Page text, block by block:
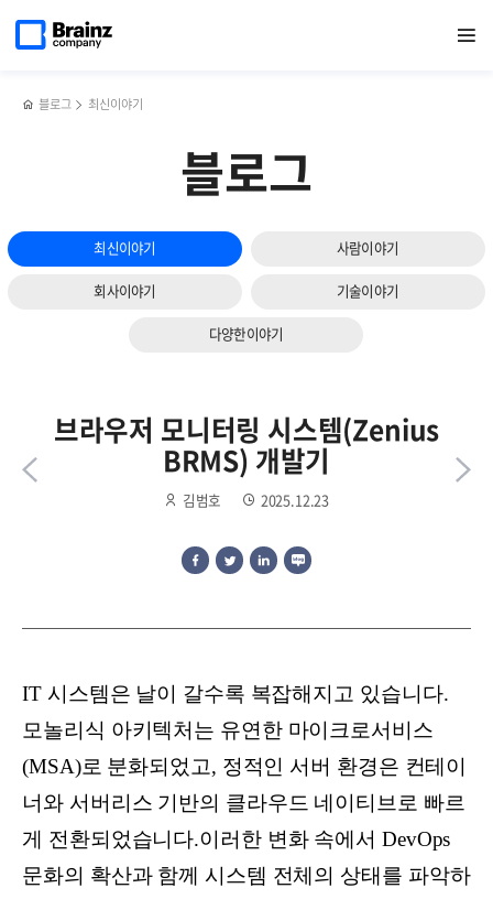
열기
페이지로
블로그 최신이야기
블로그
최신이야기 사람이야기
회사이야기 기술이야기
다양한이야기
정보시스템
예방점검체계
솔루션,
브라우저 모니터링 시스템(Zenius
BRMS) 개발기
김범호 2025.12.23
모니터링과
가이드
IT 시스템은 날이 갈수록 복잡해지고 있습니다.
모놀리식 아키텍처는 유연한 마이크로서비스
(MSA)로 분화되었고, 정적인 서버 환경은 컨테이
너와 서버리스 기반의 클라우드 네이티브로 빠르
게 전환되었습니다.이러한 변화 속에서 DevOps
문화의 확산과 함께 시스템 전체의 상태를 파악하
다음
슬라이드